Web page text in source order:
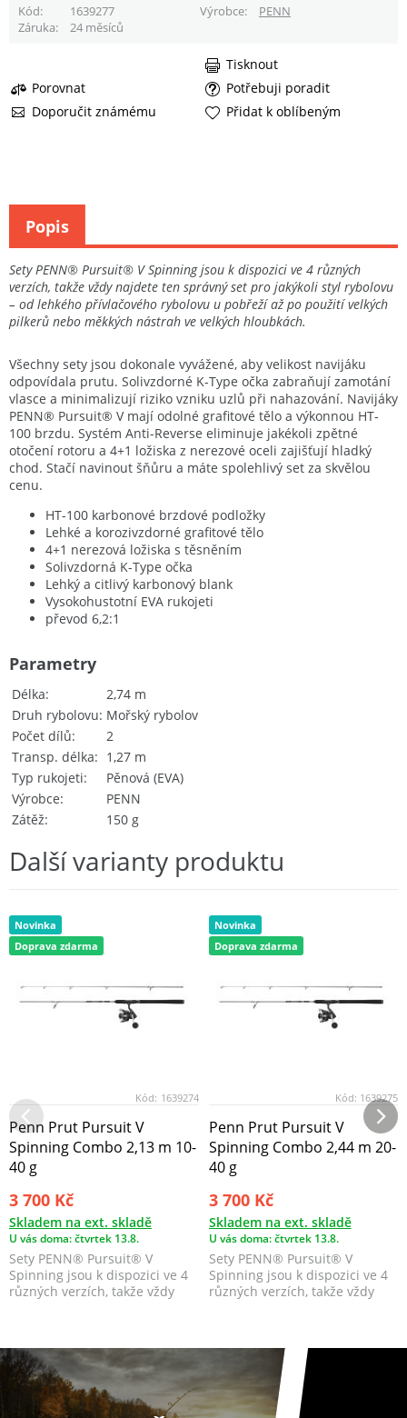
Kód 1639277 Výrobce
PENN
Záruka
24 měsíců
Porovnat
Potřebuji poradit
Doporučit známému
Tisknout
Přidat k oblíbeným
Sety PENN® Pursuit® V Spinning jsou k dispozici ve 4 různých
verzích, takže vždy najdete ten správný set pro jakýkoli styl rybolovu
– od lehkého přívlačového rybolovu u pobřeží až po použití velkých
pilkerů nebo měkkých nástrah ve velkých hloubkách.
Všechny sety jsou dokonale vyvážené, aby velikost navijáku
odpovídala prutu. Solivzdorné K-Type očka zabraňují zamotání
vlasce a minimalizují riziko vzniku uzlů při nahazování. Navijáky
PENN® Pursuit® V mají odolné grafitové tělo a výkonnou HT-
100 brzdu. Systém Anti-Reverse eliminuje jakékoli zpětné
otočení rotoru a 4+1 ložiska z nerezové oceli zajišťují hladký
chod. Stačí navinout šňůru a máte spolehlivý set za skvělou
cenu.
HT-100 karbonové brzdové podložky
Lehké a korozivzdorné grafitové tělo
4+1 nerezová ložiska s těsněním
Solivzdorná K-Type očka
Lehký a citlivý karbonový blank
Vysokohustotní EVA rukojeti
převod 6,2:1
Délka
2,74 m
Druh rybolovu Mořský rybolov
Počet dílů
2
Transp. délka
1,27 m
Typ rukojeti
Pěnová (EVA)
Výrobce
PENN
Zátěž
150 g
Parametry
Popis
Další varianty produktu
Novinka
Doprava zdarma
Kód: 1639274
Penn Prut Pursuit V
Spinning Combo 2,13 m 10-
40 g
3 700 Kč
Skladem na ext. skladě
U vás doma: čtvrtek 13.8.
Sety PENN® Pursuit® V
Spinning jsou k dispozici ve 4
různých verzích, takže vždy
Novinka
Doprava zdarma
Kód: 1639275
Penn Prut Pursuit V
Spinning Combo 2,44 m 20-
40 g
3 700 Kč
Skladem na ext. skladě
U vás doma: čtvrtek 13.8.
Sety PENN® Pursuit® V
Spinning jsou k dispozici ve 4
různých verzích, takže vždy